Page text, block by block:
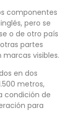
componentes
pero se
o de otro país
partes
visibles.
en dos
metros,
condición de
para